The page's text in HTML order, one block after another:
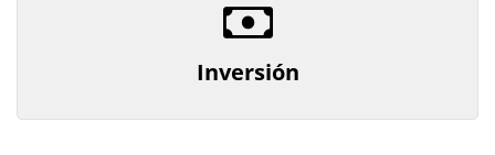
Inversión